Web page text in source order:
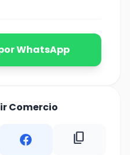
WhatsApp
Comercio
content_copy